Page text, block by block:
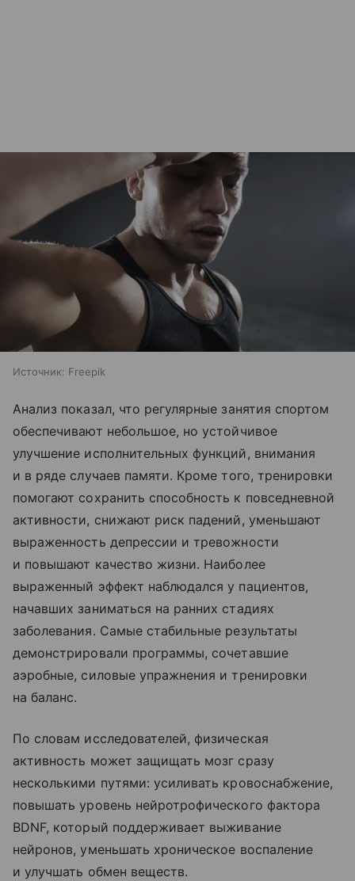
Источник: Freepik
Анализ показал, что регулярные занятия спортом
обеспечивают небольшое, но устойчивое
улучшение исполнительных функций, внимания
и в ряде случаев памяти. Кроме того, тренировки
помогают сохранить способность к повседневной
активности, снижают риск падений, уменьшают
выраженность депрессии и тревожности
и повышают качество жизни. Наиболее
выраженный эффект наблюдался у пациентов,
начавших заниматься на ранних стадиях
заболевания. Самые стабильные результаты
демонстрировали программы, сочетавшие
аэробные, силовые упражнения и тренировки
на баланс.
По словам исследователей, физическая
активность может защищать мозг сразу
несколькими путями: усиливать кровоснабжение,
повышать уровень нейротрофического фактора
BDNF, который поддерживает выживание
нейронов, уменьшать хроническое воспаление
и улучшать обмен веществ.